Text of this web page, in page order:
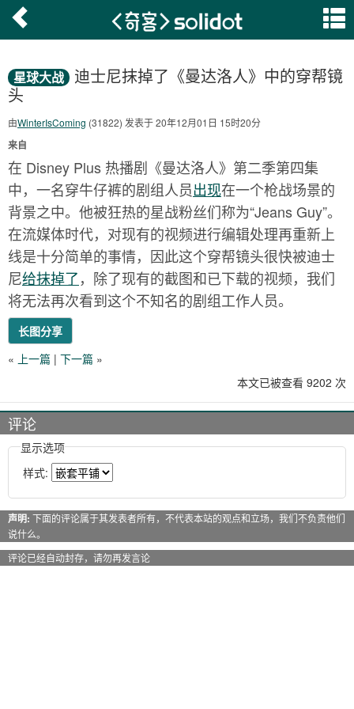
星球大战
迪士尼抹掉了《曼达洛人》中的穿帮镜
头
由WinterIsComing (31822) 发表于 20年12月01日 15时20分
来自
在 Disney Plus 热播剧《曼达洛人》第二季第四集
中，一名穿牛仔裤的剧组人员出现在一个枪战场景的
背景之中。他被狂热的星战粉丝们称为“Jeans Guy”。
在流媒体时代，对现有的视频进行编辑处理再重新上
线是十分简单的事情，因此这个穿帮镜头很快被迪士
尼给抹掉了，除了现有的截图和已下载的视频，我们
将无法再次看到这个不知名的剧组工作人员。
长图分享
« 上一篇 | 下一篇 »
本文已被查看 9202 次
评论
显示选项
样式:
声明: 下面的评论属于其发表者所有，不代表本站的观点和立场，我们不负责他们
说什么。
评论已经自动封存，请勿再发言论